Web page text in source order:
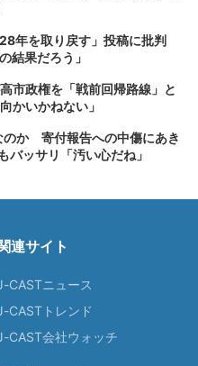
年を取り戻す」投稿に批判
結果だろう」
市政権を「戦前回帰路線」と
かいかねない」
のか 寄付報告への中傷にあき
バッサリ「汚い心だね」
連サイト
CASTニュース
CASTトレンド
CAST会社ウォッチ